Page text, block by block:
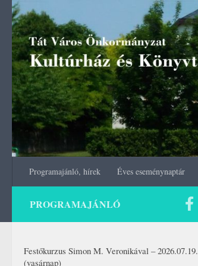
Skip to content
Programajánló, hírek Éves eseménynaptár
PROGRAMAJÁNLÓ
Festőkurzus Simon M. Veronikával – 2026.07.19.
(vasárnap)